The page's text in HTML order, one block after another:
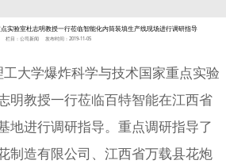
实验室杜志明教授一行莅临智能化内筒装填生产线现场进行调研指导
栏目：公司新闻 发布时间：2019-11-05
工大学爆炸科学与技术国家重点实验
明教授一行莅临百特智能在江西省
地进行调研指导。重点调研指导了
制造有限公司、江西省万载县花炮